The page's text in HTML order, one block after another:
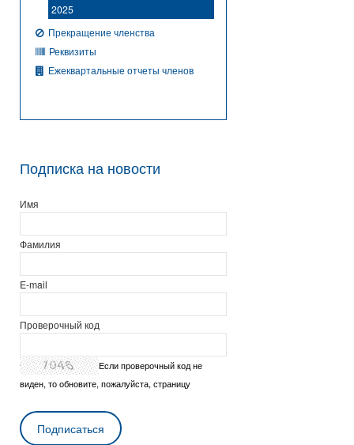
2025
Прекращение членства
Реквизиты
Ежеквартальные отчеты членов
Подписка на новости
Имя
Фамилия
E-mail
Проверочный код
Если проверочный код не
виден, то обновите, пожалуйста, страницу